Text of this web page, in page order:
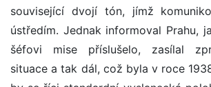
související dvojí tón, jímž
ústředím. Jednak informoval Prahu,
šéfovi mise příslušelo, zasílal
situace a tak dál, což byla v roce